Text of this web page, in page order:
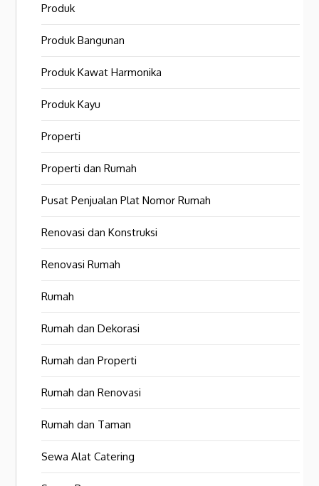
Produk
Produk Bangunan
Produk Kawat Harmonika
Produk Kayu
Properti
Properti dan Rumah
Pusat Penjualan Plat Nomor Rumah
Renovasi dan Konstruksi
Renovasi Rumah
Rumah
Rumah dan Dekorasi
Rumah dan Properti
Rumah dan Renovasi
Rumah dan Taman
Sewa Alat Catering